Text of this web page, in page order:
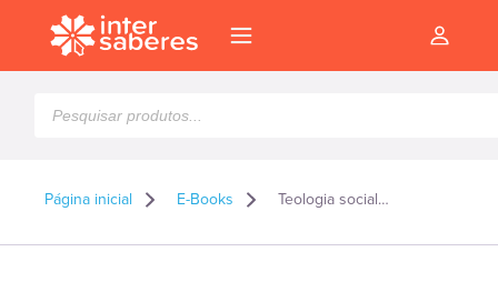
produtos
Página inicial E-Books Teologia social – E-book